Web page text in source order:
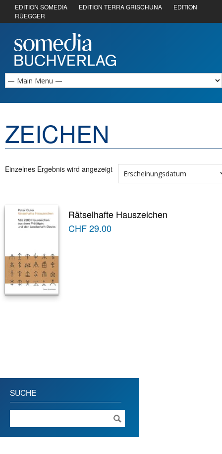
EDITION SOMEDIA EDITION TERRA GRISCHUNA
EDITION
RÜEGGER
ZEICHEN
Einzelnes Ergebnis wird angezeigt
Rätselhafte Hauszeichen
CHF29.00
SUCHE